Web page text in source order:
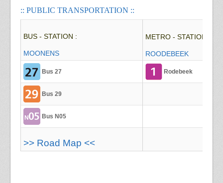
:: PUBLIC TRANSPORTATION ::
BUS - STATION :
MOONENS
METRO - STATION :
ROODEBEEK
Bus 27 Rodebeek
Bus 29
Bus N05
>> Road Map <<